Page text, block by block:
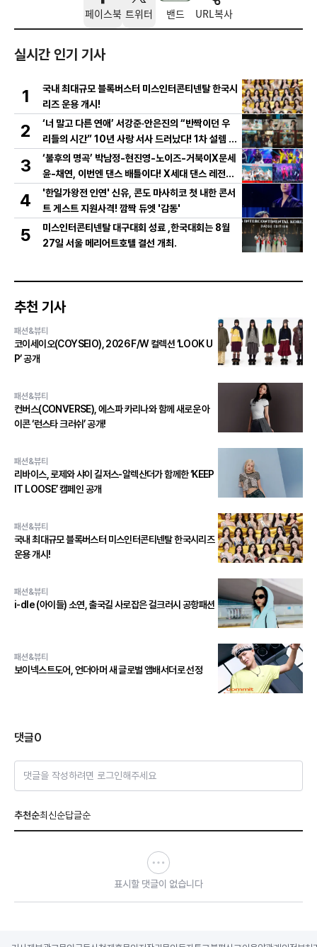
페이스북 트위터 밴드 URL복사
실시간 인기 기사
1
국내 최대규모 블록버스터 미스인터콘티넨탈 한국시
리즈 운용 개시!
2
‘너 말고 다른 연애’ 서강준·안은진의 “반짝이던 우
리들의 시간” 10년 사랑 서사 드러났다! 1차 설렘 티
저 영상 공개!
3
‘불후의 명곡’ 박남정-현진영-노이즈-거북이X문세
윤-채연, 이번엔 댄스 배틀이다! X세대 댄스 레전드
총출동! 댄스 본능 깨운다!
4
'한일가왕전 인연' 신유, 콘도 마사히코 첫 내한 콘서
트 게스트 지원사격! 깜짝 듀엣 '감동'
5
미스인터콘티넨탈 대구대회 성료 ,한국대회는 8월
27일 서울 메리어트호텔 결선 개최.
추천 기사
패션&뷰티
코이세이오(COYSEIO), 2026 F/W 컬렉션 ‘LOOK U
P’ 공개
패션&뷰티
컨버스(CONVERSE), 에스파 카리나와 함께 새로운 아
이콘 ‘런스타 크러쉬’ 공개!
패션&뷰티
리바이스, 로제와 샤이 길저스-알렉산더가 함께한 ‘KEEP
IT LOOSE’ 캠페인 공개
패션&뷰티
국내 최대규모 블록버스터 미스인터콘티넨탈 한국시리즈
운용 개시!
패션&뷰티
i-dle (아이들) 소연, 출국길 사로잡은 걸크러시 공항패션
패션&뷰티
보이넥스트도어, 언더아머 새 글로벌 앰배서더로 선정
댓글0
댓글을 작성하려면 로그인해주세요
추천순최신순답글순
표시할 댓글이 없습니다